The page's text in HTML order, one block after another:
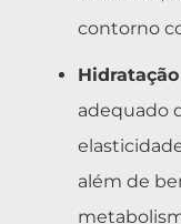
contorno
adequado
além de